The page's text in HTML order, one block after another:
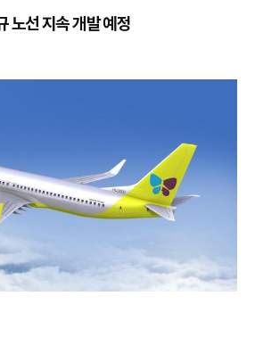
노선 지속 개발 예정